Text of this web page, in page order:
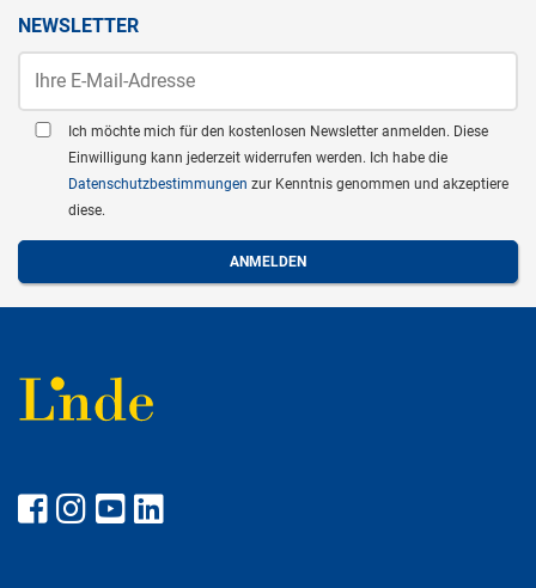
NEWSLETTER
Ich möchte mich für den kostenlosen Newsletter anmelden. Diese
Einwilligung kann jederzeit widerrufen werden. Ich habe die
Datenschutzbestimmungen zur Kenntnis genommen und akzeptiere
diese.